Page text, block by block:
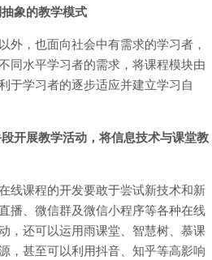
象的教学模式
外，也面向社会中有需求的学习者，
同水平学习者的需求，将课程模块由
于学习者的逐步适应并建立学习自
开展教学活动，将信息技术与课堂教
线课程的开发要敢于尝试新技术和新
播、微信群及微信小程序等各种在线
，还可以运用雨课堂、智慧树、慕课
，甚至可以利用抖音、知乎等高影响